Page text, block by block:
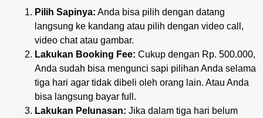
Pilih Sapinya: Anda bisa pilih dengan datang
langsung ke kandang atau pilih dengan video call,
video chat atau gambar.
Lakukan Booking Fee: Cukup dengan Rp. 500.000,
Anda sudah bisa mengunci sapi pilihan Anda selama
tiga hari agar tidak dibeli oleh orang lain. Atau Anda
bisa langsung bayar full.
Lakukan Pelunasan: Jika dalam tiga hari belum